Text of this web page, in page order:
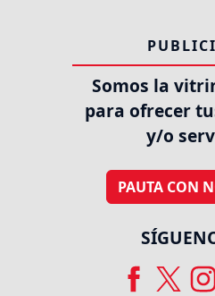
Somos la
para ofrecer
y/o
PAUTA CON